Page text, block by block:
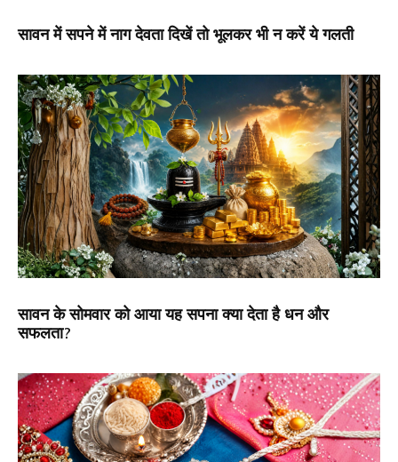
सावन में सपने में नाग देवता दिखें तो भूलकर भी न करें ये गलती
सावन के सोमवार को आया यह सपना क्या देता है धन और
सफलता?